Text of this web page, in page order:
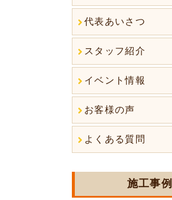
代表あいさつ
スタッフ紹介
イベント情報
お客様の声
よくある質問
施工事例